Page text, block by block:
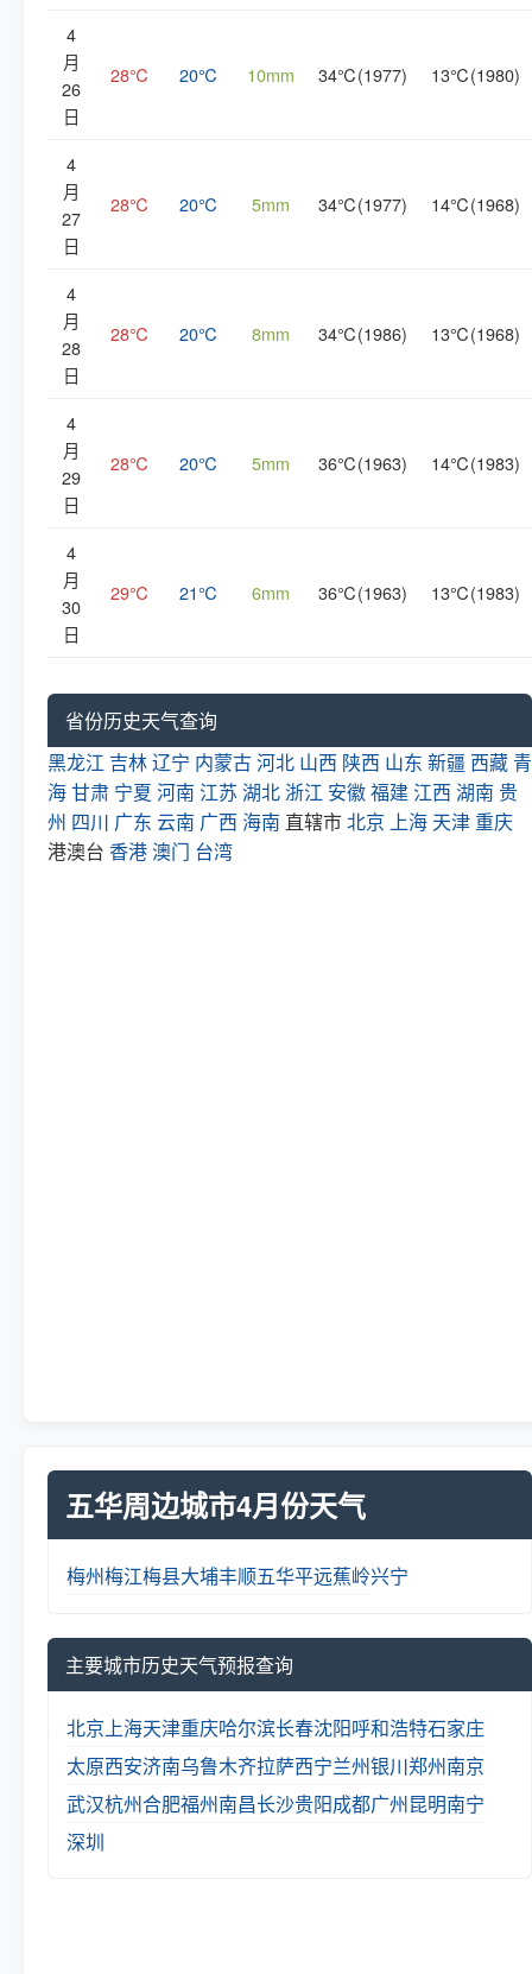
4
月
26
日
28℃ 20℃ 10mm 34℃(1977) 13℃(1980)
4
月
27
日
28℃ 20℃ 5mm 34℃(1977) 14℃(1968)
4
月
28
日
28℃ 20℃ 8mm 34℃(1986) 13℃(1968)
4
月
29
日
28℃ 20℃ 5mm 36℃(1963) 14℃(1983)
4
月
30
日
29℃ 21℃ 6mm 36℃(1963) 13℃(1983)
省份历史天气查询
黑龙江 吉林辽宁 内蒙古河北 山西 陕西 山东 新疆 西藏 青
海甘肃 宁夏 河南 江苏 湖北 浙江 安徽福建 江西 湖南 贵
州 四川 广东 云南 广西 海南 直辖市北京 上海 天津 重庆
港澳台 香港澳门 台湾
五华周边城市4月份天气
梅州梅江梅县大埔丰顺五华平远蕉岭兴宁
主要城市历史天气预报查询
北京 上海天津重庆哈尔滨长春沈阳呼和浩特石家庄
太原西安济南乌鲁木齐拉萨西宁兰州银川郑州南京
武汉杭州合肥福州南昌长沙贵阳成都广州昆明南宁
深圳